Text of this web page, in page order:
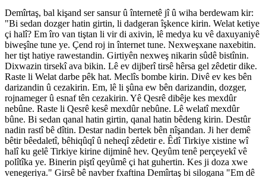
Demîrtaş, bal kişand ser sansur û înternetê jî û wiha berdewam kir:
"Bi sedan dozger hatin girtin, li dadgeran îşkence kirin. Welat ketiye
çi halî? Em îro van tiştan li vir di axivin, lê medya ku vê daxuyaniyê
biweşîne tune ye. Çend roj in înternet tune. Nexweşxane naxebitin.
her tişt hatiye rawestandin. Girtiyên nexweş nikarin sûdê bistînin.
Dixwazin tirsekî ava bikin. Lê ev dijberî tirsê hêrsa gel zêdetir dike.
Raste li Welat darbe pêk hat. Meclîs bombe kirin. Divê ev kes bên
darizandin û cezakirin. Em, lê li şûna ew bên darizandin, dozger,
rojnameger û esnaf tên cezakirin. Yê Qesrê dibêje kes mexdûr
nebûne. Raste li Qesrê kesê mexdûr nebûne. Lê welatî mexdûr
bûne. Bi sedan qanal hatin girtin, qanal hatin bêdeng kirin. Destûr
nadin rastî bê dîtin. Destar nadin bertek bên nîşandan. Ji her demê
bêtir bêedaletî, bêhiqûqî û neheqî zêdetir e. Êdî Tirkiye xistine wî
halî ku gelê Tirkiye kirine dijminê hev. Qeyûm tenê perçeyekî vê
polîtîka ye. Binerin piştî qeyûmê çi hat guhertin. Kes ji doza xwe
venegeriya." Girsê bê navber fxaftina Demîrtaş bi silogana "Em dê